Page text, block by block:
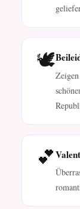
🕊️
💕